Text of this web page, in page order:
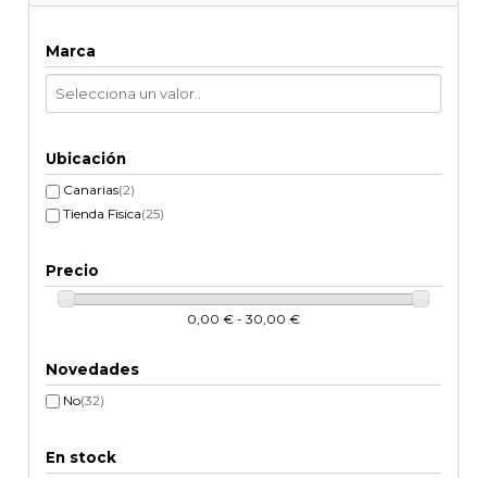
Marca
Ubicación
Canarias(2)
Tienda Fisica(25)
Precio
0,00 € - 30,00 €
Novedades
No(32)
En stock